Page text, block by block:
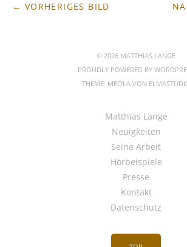
← VORHERIGES BILD
© 2026 MATTHIAS LANGE
PROUDLY POWERED BY
THEME: MEOLA VON
Matthias Lange
Neuigkeiten
Seine Arbeit
Hörbeispiele
Presse
Kontakt
Datenschutz